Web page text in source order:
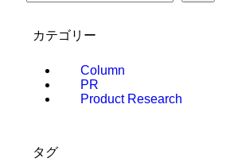
カテゴリー
Column
PR
Product Research
タグ